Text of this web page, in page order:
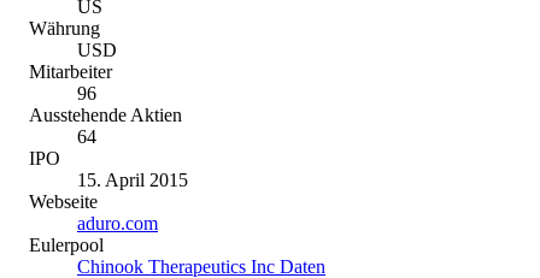
US
Währung
USD
Mitarbeiter
96
Ausstehende Aktien
64
IPO
15. April 2015
Webseite
aduro.com
Eulerpool
Chinook Therapeutics Inc Daten